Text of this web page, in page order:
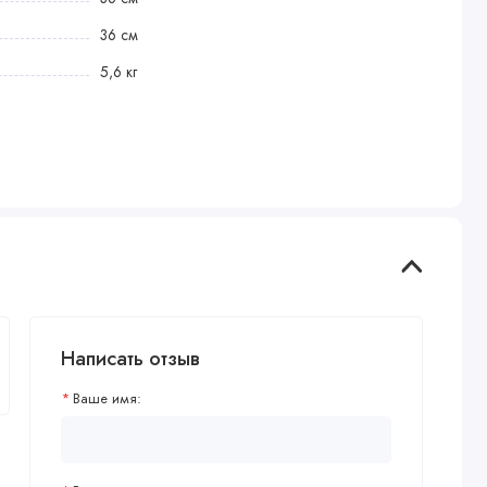
36 см
5,6 кг
Написать отзыв
Ваше имя: